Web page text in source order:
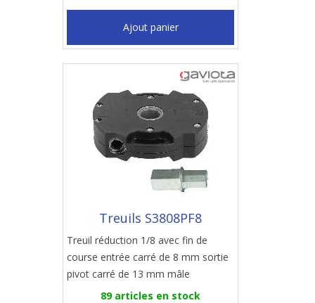
Ajout panier
Treuils S3808PF8
Treuil réduction 1/8 avec fin de
course entrée carré de 8 mm sortie
pivot carré de 13 mm mâle
89 articles en stock